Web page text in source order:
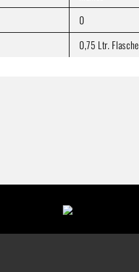
0
0,75 Ltr. Flasche